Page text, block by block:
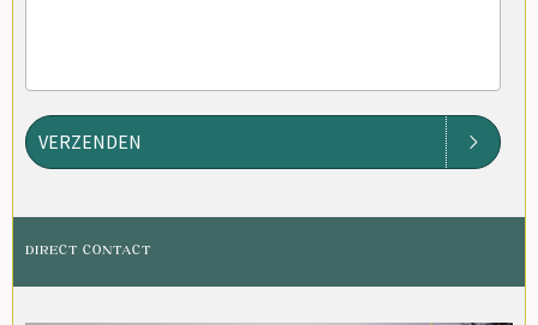
VERZENDEN
DIRECT CONTACT